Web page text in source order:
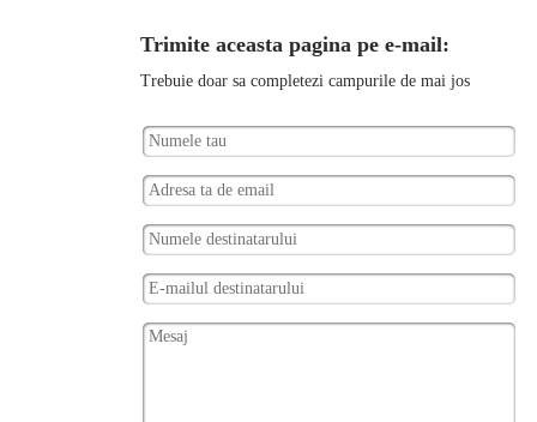
Trimite aceasta pagina pe e-mail:
Trebuie doar sa completezi campurile de mai jos